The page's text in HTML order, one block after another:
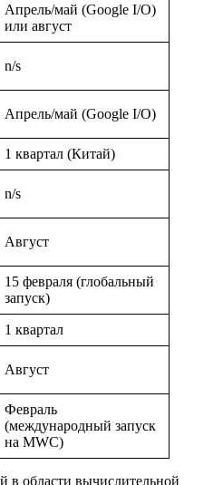
Апрель/май (Google I/O)
или август
n/s
Апрель/май (Google I/O)
1 квартал (Китай)
n/s
Август
15 февраля (глобальный
запуск)
1 квартал
Август
Февраль
(международный запуск
на MWC)
области вычислительной